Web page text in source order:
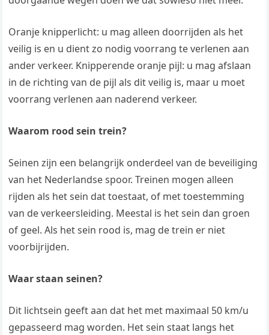
Oranje knipperlicht: u mag alleen doorrijden als het
veilig is en u dient zo nodig voorrang te verlenen aan
ander verkeer. Knipperende oranje pijl: u mag afslaan
in de richting van de pijl als dit veilig is, maar u moet
voorrang verlenen aan naderend verkeer.
Waarom rood sein trein?
Seinen zijn een belangrijk onderdeel van de beveiliging
van het Nederlandse spoor. Treinen mogen alleen
rijden als het sein dat toestaat, of met toestemming
van de verkeersleiding. Meestal is het sein dan groen
of geel. Als het sein rood is, mag de trein er niet
voorbijrijden.
Waar staan seinen?
Dit lichtsein geeft aan dat het met maximaal 50 km/u
gepasseerd mag worden. Het sein staat langs het